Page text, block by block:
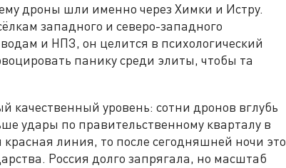
дроны шли именно через Химки и Истру.
западного и северо-западного
и НПЗ, он целится в психологический
панику среди элиты, чтобы та
качественный уровень: сотни дронов вглубь
удары по правительственному кварталу в
линия, то после сегодняшней ночи это
Россия долго запрягала, но масштаб